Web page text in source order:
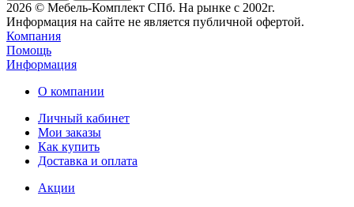
2026 © Мебель-Комплект СПб. На рынке с 2002г.
Информация на сайте не является публичной офертой.
Компания
Помощь
Информация
О компании
Личный кабинет
Мои заказы
Как купить
Доставка и оплата
Акции